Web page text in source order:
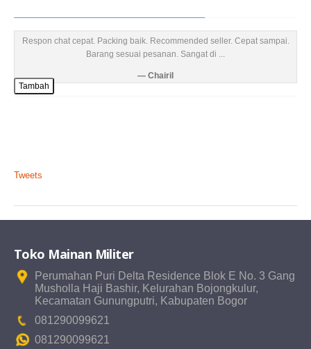
Respon chat cepat. Packing baik. Recommended seller. Cepat sampai.
Barang sesuai pesanan. Sangat di ...
Chairil
Tambah
Tweets
Toko Mainan Militer
Perumahan Puri Delta Residence Blok E No. 3 Gang
Musholla Haji Bashir, Kelurahan Bojongkulur,
Kecamatan Gunungputri, Kabupaten Bogor
081290099621
081290099621